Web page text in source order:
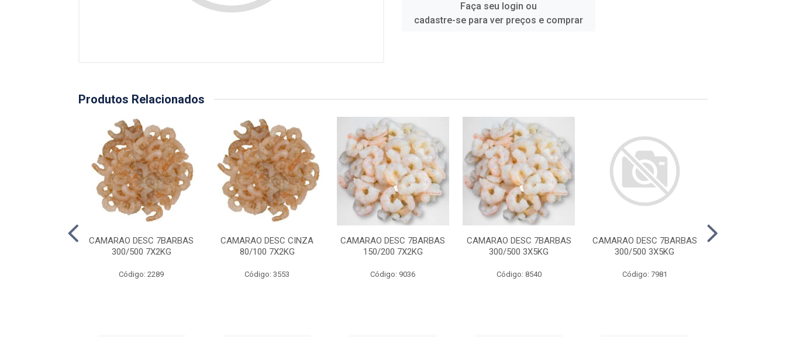
Faça seu login ou
cadastre-se para ver preços e comprar
Produtos Relacionados
CAMARAO DESC 7BARBAS
300/500 7X2KG
Código: 2289
CAMARAO DESC CINZA
80/100 7X2KG
Código: 3553
CAMARAO DESC 7BARBAS
150/200 7X2KG
Código: 9036
CAMARAO DESC 7BARBAS
300/500 3X5KG
Código: 8540
CAMARAO DESC 7BARBAS
300/500 3X5KG
Código: 7981